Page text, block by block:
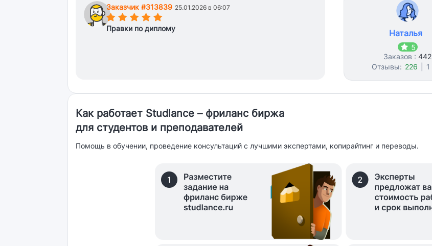
Заказчик #313839 25.01.2026 в 06:07
(*)(*)(*)(*)(*)
Правки по диплому Наталья
5
Заказов : 442
Отзывы: 226 1
Как работает Studlance – фриланс биржа
для студентов и преподавателей
Помощь в обучении, проведение консультаций с лучшими экспертами, копирайтинг и переводы.